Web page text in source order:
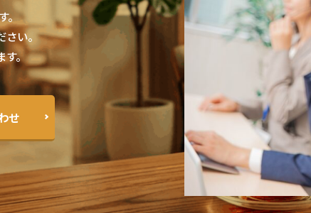
い。
す。
せ